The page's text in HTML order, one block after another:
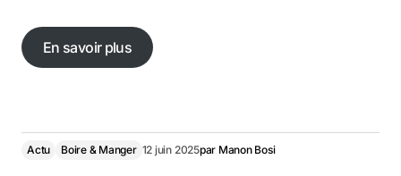
En savoir plus
Actu Boire & Manger 12 juin 2025par Manon Bosi